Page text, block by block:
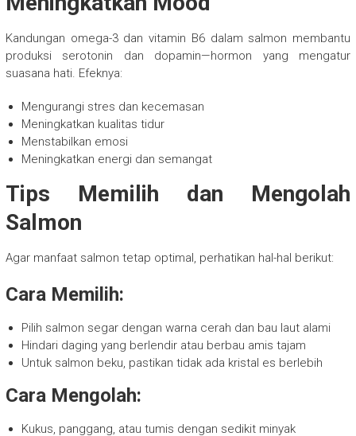
Kandungan omega-3 dan vitamin B6 dalam salmon membantu
produksi serotonin dan dopamin—hormon yang mengatur
suasana hati. Efeknya:
Mengurangi stres dan kecemasan
Meningkatkan kualitas tidur
Menstabilkan emosi
Meningkatkan energi dan semangat
Tips Memilih dan Mengolah
Salmon
Agar manfaat salmon tetap optimal, perhatikan hal-hal berikut:
Cara Memilih:
Pilih salmon segar dengan warna cerah dan bau laut alami
Hindari daging yang berlendir atau berbau amis tajam
Untuk salmon beku, pastikan tidak ada kristal es berlebih
Cara Mengolah:
Kukus, panggang, atau tumis dengan sedikit minyak